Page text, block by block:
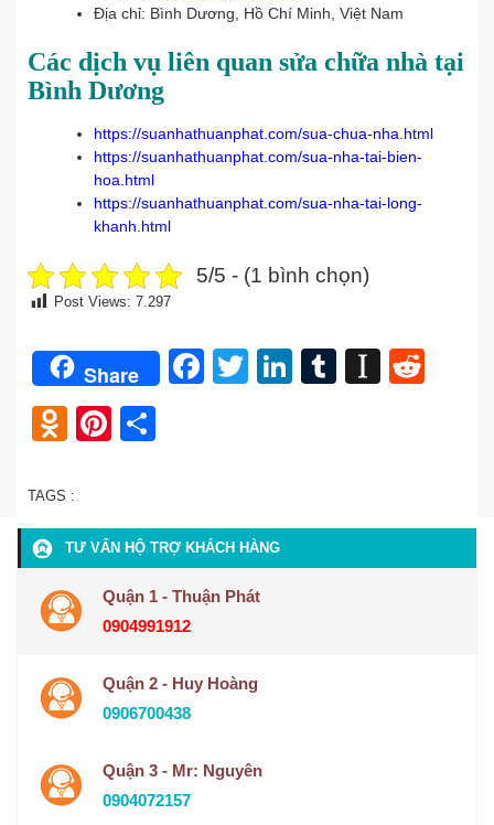
Địa chỉ: Bình Dương, Hồ Chí Minh, Việt Nam
Các dịch vụ liên quan sửa chữa nhà tại
Bình Dương
https://suanhathuanphat.com/sua-chua-nha.html
https://suanhathuanphat.com/sua-nha-tai-bien-
hoa.html
https://suanhathuanphat.com/sua-nha-tai-long-
khanh.html
5/5 - (1 bình chọn)
Post Views: 7.297
Share Facebook
TwitterLinkedIn
Tumblr
Odnoklassniki
Pinterest
TAGS :
TƯ VẤN HỘ TRỢ KHÁCH HÀNG
Quận 1 - Thuận Phát
0904991912
Quận 2 - Huy Hoàng
0906700438
Quận 3 - Mr: Nguyên
0904072157